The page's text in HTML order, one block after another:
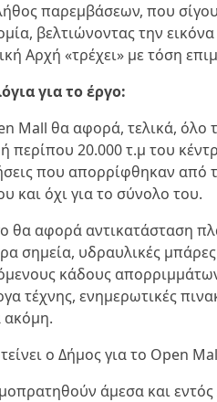
παρεμβάσεων, που
βελτιώνοντας την
Αρχή «τρέχει» με τόση
για το έργο:
Mall θα αφορά, τελικά, όλο
περίπου 20.000 τ.μ του
που απορρίφθηκαν από
και όχι για το σύνολο του.
θα αφορά αντικατάσταση
σημεία, υδραυλικές
κάδους
τέχνης, ενημερωτικές
ο Δήμος για το Open
άμεσα και